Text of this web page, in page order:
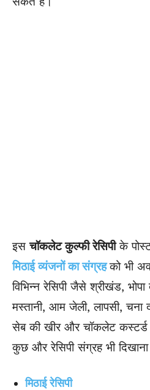
इसचॉकलेट कुल्फी रेसिपीके
मिठाई व्यंजनों का संग्रहको भी
विभिन्न रेसिपी जैसे श्रीखंड,
मस्तानी, आम जेली, लापसी, चना
सेब की खीर और चॉकलेट
कुछ और रेसिपी संग्रह भी दिखाना
मिठाई रेसिपी